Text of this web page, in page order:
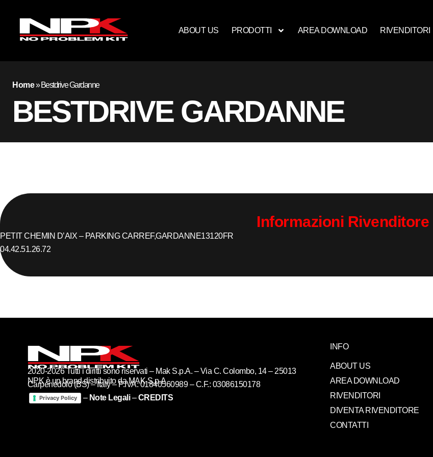
ABOUT US PRODOTTI AREA DOWNLOAD RIVENDITORI
Home»Bestdrive Gardanne
BESTDRIVE GARDANNE
Informazioni Rivenditore
PETIT CHEMIN D’AIX – PARKING CARREF,GARDANNE13120FR
04.42.51.26.72
NPK è un brand distribuito da MAK S.p.A
2020-2026 Tutti i diritti sono riservati – Mak S.p.A. – Via C. Colombo, 14 – 25013
Carpenedolo (BS) – Italy – P.IVA: 01840560989 – C.F.: 03086150178
Privacy Policy – Note Legali–CREDITS
INFO
ABOUT US
AREA DOWNLOAD
RIVENDITORI
DIVENTA RIVENDITORE
CONTATTI